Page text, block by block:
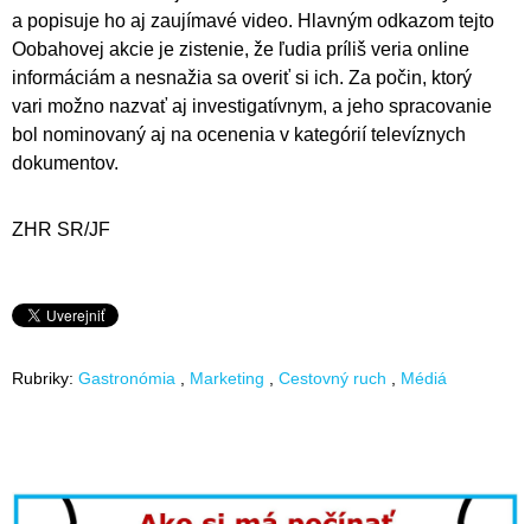
a popisuje ho aj zaujímavé video. Hlavným odkazom tejto
Oobahovej akcie je zistenie, že ľudia príliš veria online
informáciám a nesnažia sa overiť si ich. Za počin, ktorý
vari možno nazvať aj investigatívnym, a jeho spracovanie
bol nominovaný aj na ocenenia v kategórií televíznych
dokumentov.
ZHR SR/JF
Rubriky: Gastronómia Marketing Cestovný ruch Médiá